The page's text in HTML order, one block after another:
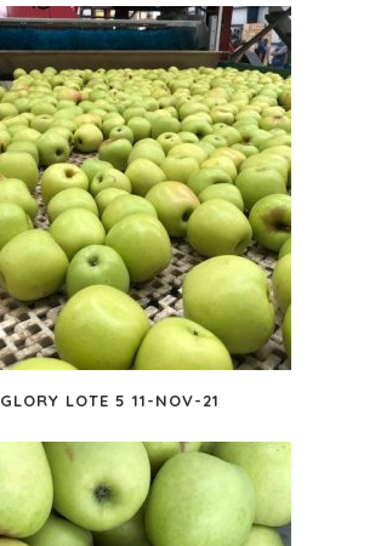
GLORY LOTE 5 11-NOV-21